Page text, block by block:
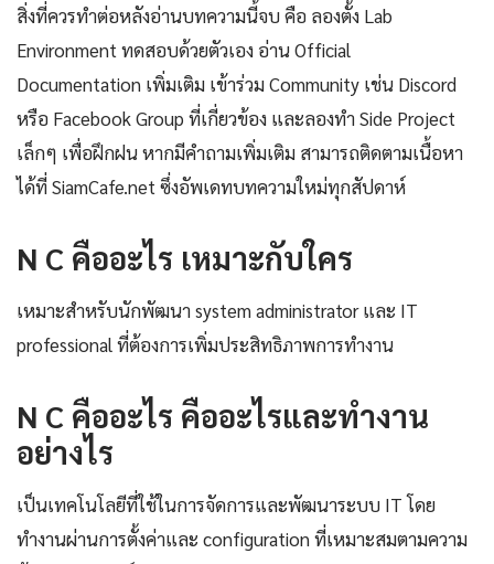
สิ่งที่ควรทำต่อหลังอ่านบทความนี้จบ คือ ลองตั้ง Lab
Environment ทดสอบด้วยตัวเอง อ่าน Official
Documentation เพิ่มเติม เข้าร่วม Community เช่น Discord
หรือ Facebook Group ที่เกี่ยวข้อง และลองทำ Side Project
เล็กๆ เพื่อฝึกฝน หากมีคำถามเพิ่มเติม สามารถติดตามเนื้อหา
ได้ที่ SiamCafe.net ซึ่งอัพเดทบทความใหม่ทุกสัปดาห์
N C คืออะไร เหมาะกับใคร
เหมาะสำหรับนักพัฒนา system administrator และ IT
professional ที่ต้องการเพิ่มประสิทธิภาพการทำงาน
N C คืออะไร คืออะไรและทำงาน
อย่างไร
เป็นเทคโนโลยีที่ใช้ในการจัดการและพัฒนาระบบ IT โดย
ทำงานผ่านการตั้งค่าและ configuration ที่เหมาะสมตามความ